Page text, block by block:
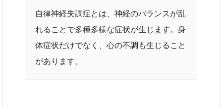
自律神経失調症とは、神経のバランスが乱
れることで多種多様な症状が生じます。身
体症状だけでなく、心の不調も生じること
があります。